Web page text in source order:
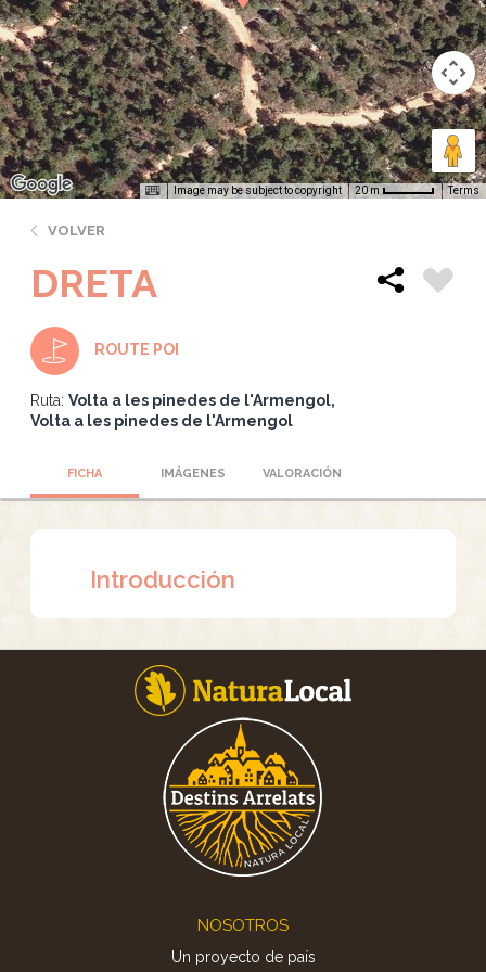
Image may be subject to copyright 20 m Terms
VOLVER
DRETA
ROUTE POI
Ruta: Volta a les pinedes de l'Armengol
Volta a les pinedes de l'Armengol
FICHA IMÁGENES VALORACIÓN
Introducción
NOSOTROS
Un proyecto de país